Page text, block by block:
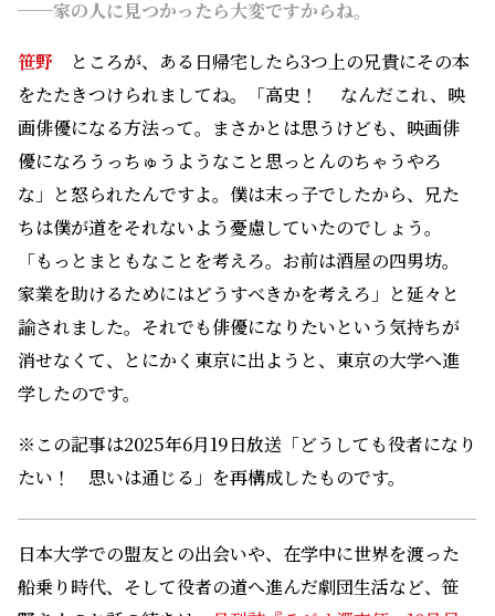
──家の人に見つかったら大変ですからね。
笹野 ところが、ある日帰宅したら3つ上の兄貴にその本
をたたきつけられましてね。「高史！ なんだこれ、映
画俳優になる方法って。まさかとは思うけども、映画俳
優になろうっちゅうようなこと思っとんのちゃうやろ
な」と怒られたんですよ。僕は末っ子でしたから、兄た
ちは僕が道をそれないよう憂慮していたのでしょう。
「もっとまともなことを考えろ。お前は酒屋の四男坊。
家業を助けるためにはどうすべきかを考えろ」と延々と
諭されました。それでも俳優になりたいという気持ちが
消せなくて、とにかく東京に出ようと、東京の大学へ進
学したのです。
※この記事は2025年6月19日放送「どうしても役者になり
たい！ 思いは通じる」を再構成したものです。
日本大学での盟友との出会いや、在学中に世界を渡った
船乗り時代、そして役者の道へ進んだ劇団生活など、笹